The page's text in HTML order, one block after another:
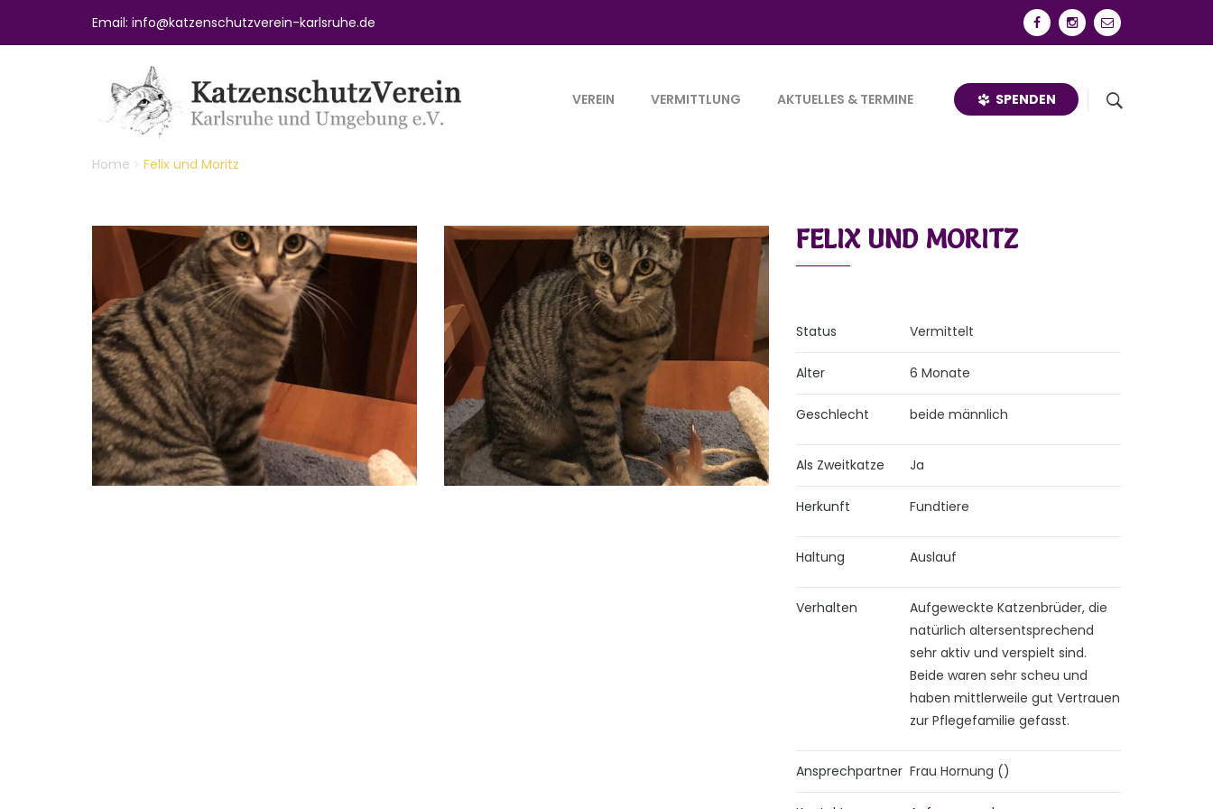
Email: info@katzenschutzverein-karlsruhe.de
VEREIN VERMITTLUNG AKTUELLES & TERMINE SPENDEN
Home Felix und Moritz
FELIX UND MORITZ
Status Vermittelt
Alter 6 Monate
Geschlecht beide männlich
Als Zweitkatze Ja
Herkunft Fundtiere
Haltung Auslauf
Verhalten
Aufgeweckte Katzenbrüder, die
natürlich altersentsprechend
sehr aktiv und verspielt sind.
Beide waren sehr scheu und
haben mittlerweile gut Vertrauen
zur Pflegefamilie gefasst.
Ansprechpartner Frau Hornung ()